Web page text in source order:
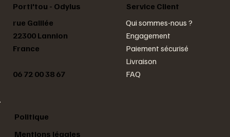
Porti'tou - Odylus
rue Galilée
22300 Lannion
France
06 72 00 38 67
Service Client
Qui sommes-nous ?
Engagement
Paiement sécurisé
Livraison
FAQ
Politique
Mentions légales